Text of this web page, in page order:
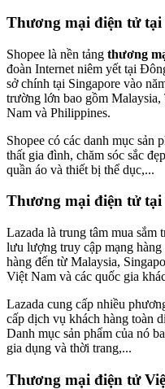
Thương mại điện tử tại
Shopee là nền tảng thương
đoàn Internet niêm yết tại
sở chính tại Singapore vào
trường lớn bao gồm
Nam và Philippines.
Shopee có các danh mục sản
thất gia đình, chăm sóc sắc
quần áo và thiết bị thể dục,...
Thương mại điện tử
Lazada là trung tâm mua
lưu lượng truy cập mạng
hàng đến từ Malaysia,
Việt Nam và các quốc gia
Lazada cung cấp nhiều
cấp dịch vụ khách hàng toàn
Danh mục sản phẩm của nó
gia dụng và thời trang,...
Thương mại điện tử